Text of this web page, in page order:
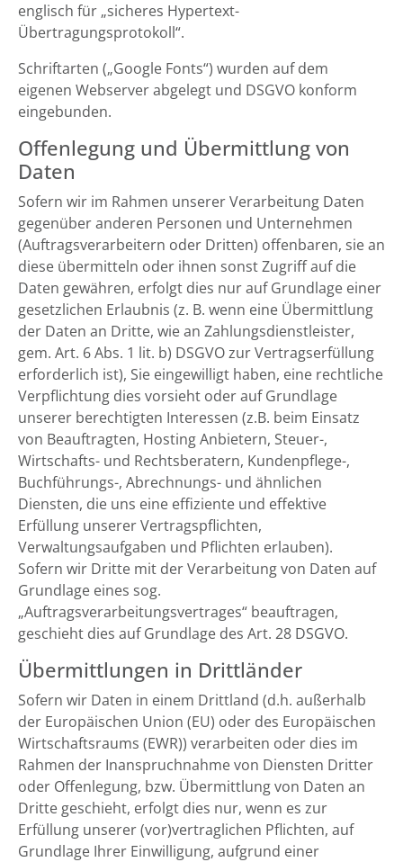
englisch für „sicheres Hypertext-
Übertragungsprotokoll“.
Schriftarten („Google Fonts“) wurden auf dem
eigenen Webserver abgelegt und DSGVO konform
eingebunden.
Offenlegung und Übermittlung von
Daten
Sofern wir im Rahmen unserer Verarbeitung Daten
gegenüber anderen Personen und Unternehmen
(Auftragsverarbeitern oder Dritten) offenbaren, sie an
diese übermitteln oder ihnen sonst Zugriff auf die
Daten gewähren, erfolgt dies nur auf Grundlage einer
gesetzlichen Erlaubnis (z. B. wenn eine Übermittlung
der Daten an Dritte, wie an Zahlungsdienstleister,
gem. Art. 6 Abs. 1 lit. b) DSGVO zur Vertragserfüllung
erforderlich ist), Sie eingewilligt haben, eine rechtliche
Verpflichtung dies vorsieht oder auf Grundlage
unserer berechtigten Interessen (z.B. beim Einsatz
von Beauftragten, Hosting Anbietern, Steuer-,
Wirtschafts- und Rechtsberatern, Kundenpflege-,
Buchführungs-, Abrechnungs- und ähnlichen
Diensten, die uns eine effiziente und effektive
Erfüllung unserer Vertragspflichten,
Verwaltungsaufgaben und Pflichten erlauben).
Sofern wir Dritte mit der Verarbeitung von Daten auf
Grundlage eines sog.
„Auftragsverarbeitungsvertrages“ beauftragen,
geschieht dies auf Grundlage des Art. 28 DSGVO.
Übermittlungen in Drittländer
Sofern wir Daten in einem Drittland (d.h. außerhalb
der Europäischen Union (EU) oder des Europäischen
Wirtschaftsraums (EWR)) verarbeiten oder dies im
Rahmen der Inanspruchnahme von Diensten Dritter
oder Offenlegung, bzw. Übermittlung von Daten an
Dritte geschieht, erfolgt dies nur, wenn es zur
Erfüllung unserer (vor)vertraglichen Pflichten, auf
Grundlage Ihrer Einwilligung, aufgrund einer